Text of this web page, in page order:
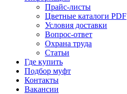
Прайс-листы
Цветные каталоги PDF
Условия доставки
Вопрос-ответ
Охрана труда
Статьи
Где купить
Подбор муфт
Контакты
Вакансии